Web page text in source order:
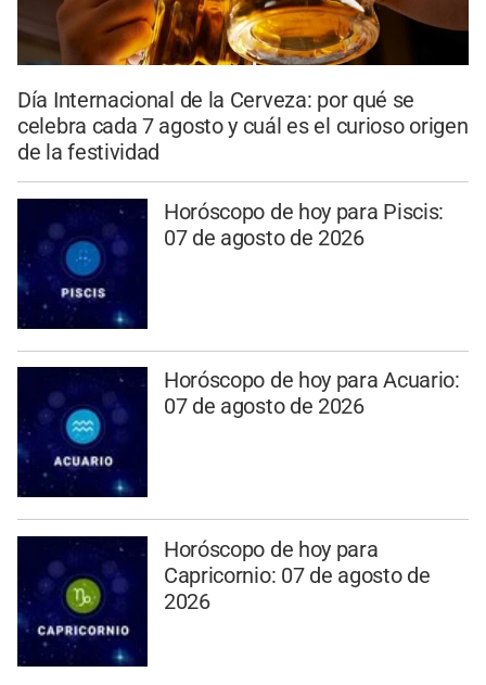
Día Internacional de la Cerveza: por qué se
celebra cada 7 agosto y cuál es el curioso origen
de la festividad
Horóscopo de hoy para Piscis:
07 de agosto de 2026
Horóscopo de hoy para Acuario:
07 de agosto de 2026
Horóscopo de hoy para
Capricornio: 07 de agosto de
2026